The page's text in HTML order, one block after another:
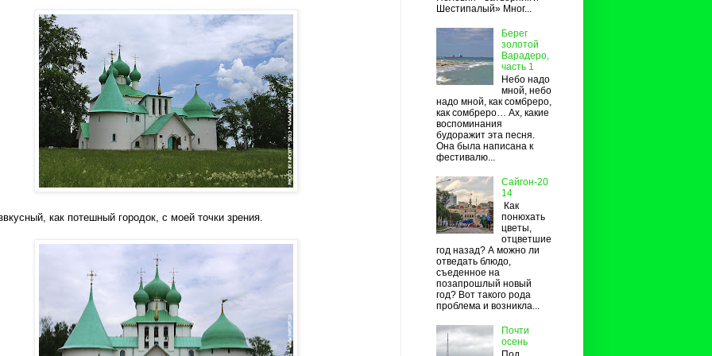
как потешный городок, с моей точки зрения.
Шестипалый» Мног...
Берег
золотой
Варадеро,
часть 1
Небо надо
мной, небо
надо мной, как сомбреро,
как сомбреро… Ах, какие
воспоминания
будоражит эта песня.
Она была написана к
фестивалю...
Сайгон-20
14
Как
понюхать
цветы,
отцветшие
год назад? А можно ли
отведать блюдо,
съеденное на
позапрошлый новый
год? Вот такого рода
проблема и возникла...
Почти
осень